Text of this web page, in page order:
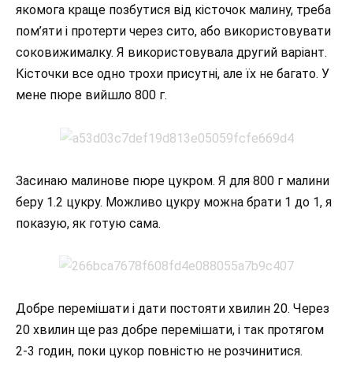
якомога краще позбутися від кісточок малину, треба
пом’яти і протерти через сито, або використовувати
соковижималку. Я використовувала другий варіант.
Кісточки все одно трохи присутні, але їх не багато. У
мене пюре вийшло 800 г.
Засинаю малинове пюре цукром. Я для 800 г малини
беру 1.2 цукру. Можливо цукру можна брати 1 до 1, я
показую, як готую сама.
Добре перемішати і дати постояти хвилин 20. Через
20 хвилин ще раз добре перемішати, і так протягом
2-3 годин, поки цукор повністю не розчинитися.